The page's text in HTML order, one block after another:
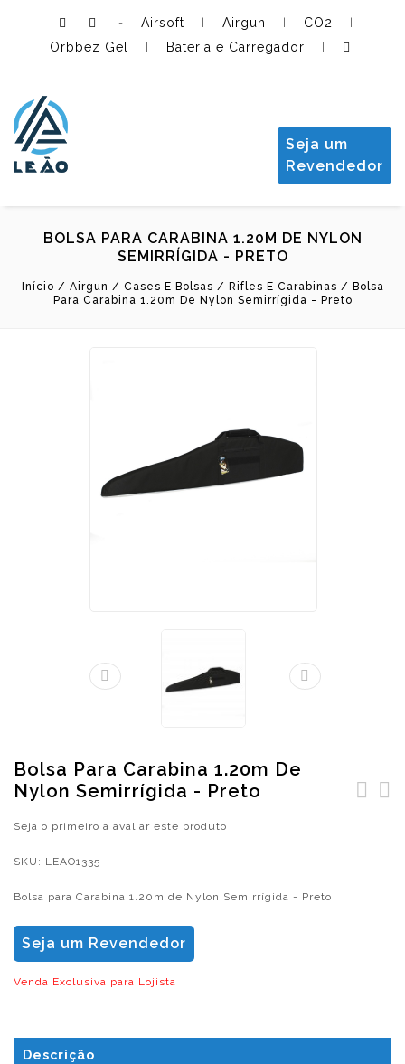
- Airsoft Airgun CO2
Orbbez Gel Bateria e Carregador
Seja um
Revendedor
BOLSA PARA CARABINA 1.20M DE NYLON
SEMIRRÍGIDA - PRETO
Início / Airgun / Cases E Bolsas / Rifles E Carabinas / Bolsa
Para Carabina 1.20m De Nylon Semirrígida - Preto
Bolsa Para Carabina 1.20m De
Nylon Semirrígida - Preto
Seja o primeiro a avaliar este produto
SKU: LEAO1335
Bolsa para Carabina 1.20m de Nylon Semirrígida - Preto
Seja um Revendedor
Venda Exclusiva para Lojista
Descrição